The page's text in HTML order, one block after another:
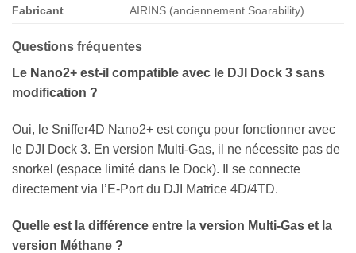
Fabricant AIRINS (anciennement Soarability)
Questions fréquentes
Le Nano2+ est-il compatible avec le DJI Dock 3 sans
modification ?
Oui, le Sniffer4D Nano2+ est conçu pour fonctionner avec
le DJI Dock 3. En version Multi-Gas, il ne nécessite pas de
snorkel (espace limité dans le Dock). Il se connecte
directement via l’E-Port du DJI Matrice 4D/4TD.
Quelle est la différence entre la version Multi-Gas et la
version Méthane ?